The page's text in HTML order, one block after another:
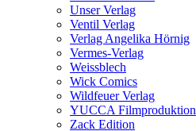
Unser Verlag
Ventil Verlag
Verlag Angelika Hörnig
Vermes-Verlag
Weissblech
Wick Comics
Wildfeuer Verlag
YUCCA Filmproduktion
Zack Edition